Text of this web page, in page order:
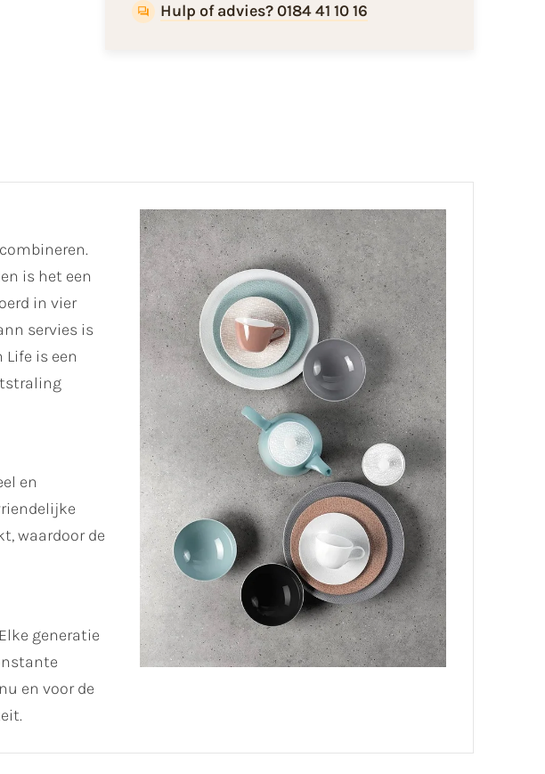
Hulp of advies? 0184 41 10 16
is het een
in vier
servies is
is een
en
waardoor de
generatie
en voor de